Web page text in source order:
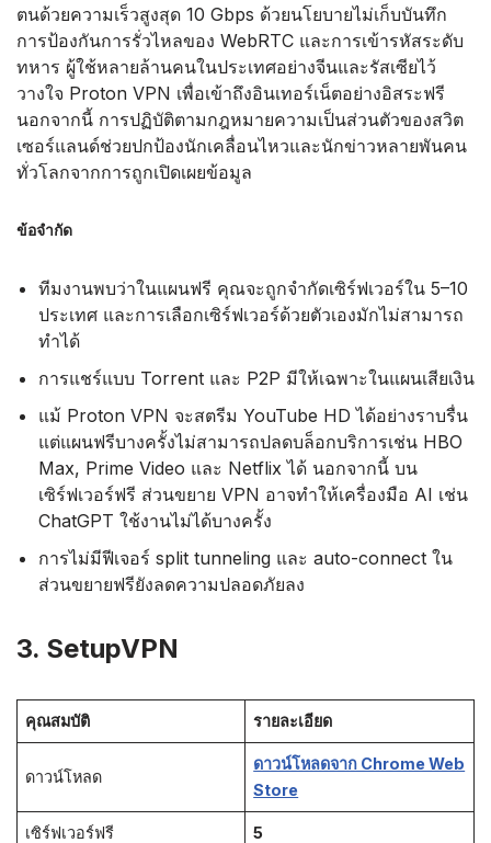
ตนด้วยความเร็วสูงสุด 10 Gbps ด้วยนโยบายไม่เก็บบันทึก
การป้องกันการรั่วไหลของ WebRTC และการเข้ารหัสระดับ
ทหาร ผู้ใช้หลายล้านคนในประเทศอย่างจีนและรัสเซียไว้
วางใจ Proton VPN เพื่อเข้าถึงอินเทอร์เน็ตอย่างอิสระฟรี
นอกจากนี้ การปฏิบัติตามกฎหมายความเป็นส่วนตัวของสวิต
เซอร์แลนด์ช่วยปกป้องนักเคลื่อนไหวและนักข่าวหลายพันคน
ทั่วโลกจากการถูกเปิดเผยข้อมูล
ข้อจำกัด
ทีมงานพบว่าในแผนฟรี คุณจะถูกจำกัดเซิร์ฟเวอร์ใน 5–10
ประเทศ และการเลือกเซิร์ฟเวอร์ด้วยตัวเองมักไม่สามารถ
ทำได้
การแชร์แบบ Torrent และ P2P มีให้เฉพาะในแผนเสียเงิน
แม้ Proton VPN จะสตรีม YouTube HD ได้อย่างราบรื่น
แต่แผนฟรีบางครั้งไม่สามารถปลดบล็อกบริการเช่น HBO
Max, Prime Video และ Netflix ได้ นอกจากนี้ บน
เซิร์ฟเวอร์ฟรี ส่วนขยาย VPN อาจทำให้เครื่องมือ AI เช่น
ChatGPT ใช้งานไม่ได้บางครั้ง
การไม่มีฟีเจอร์ split tunneling และ auto-connect ใน
ส่วนขยายฟรียังลดความปลอดภัยลง
3. SetupVPN
คุณสมบัติ รายละเอียด
ดาวน์โหลด
ดาวน์โหลดจาก Chrome Web
Store
เซิร์ฟเวอร์ฟรี 5